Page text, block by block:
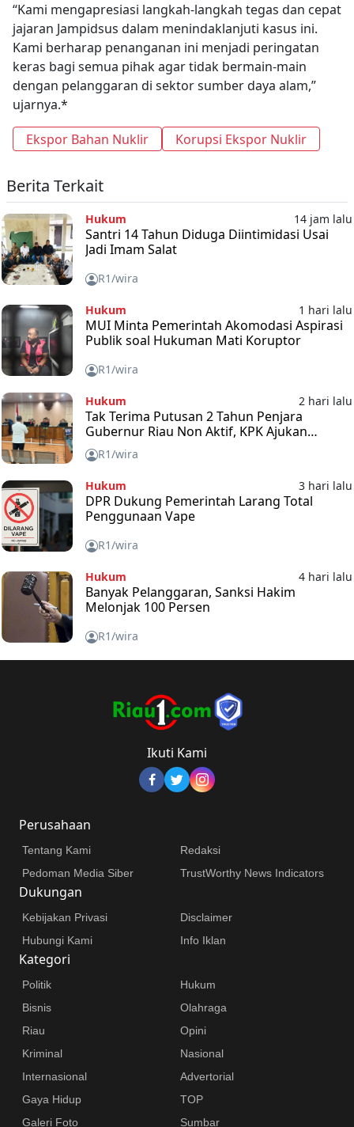
“Kami mengapresiasi langkah-langkah tegas dan cepat
jajaran Jampidsus dalam menindaklanjuti kasus ini.
Kami berharap penanganan ini menjadi peringatan
keras bagi semua pihak agar tidak bermain-main
dengan pelanggaran di sektor sumber daya alam,”
ujarnya.*
Ekspor Bahan Nuklir
Korupsi Ekspor Nuklir
Berita Terkait
Hukum 14 jam lalu
Santri 14 Tahun Diduga Diintimidasi Usai
Jadi Imam Salat
R1/wira
Hukum 1 hari lalu
MUI Minta Pemerintah Akomodasi Aspirasi
Publik soal Hukuman Mati Koruptor
R1/wira
Hukum 2 hari lalu
Tak Terima Putusan 2 Tahun Penjara
Gubernur Riau Non Aktif, KPK Ajukan
Banding
R1/wira
Hukum 3 hari lalu
DPR Dukung Pemerintah Larang Total
Penggunaan Vape
R1/wira
Hukum 4 hari lalu
Banyak Pelanggaran, Sanksi Hakim
Melonjak 100 Persen
R1/wira
Ikuti Kami
Perusahaan
Tentang Kami
Redaksi
Pedoman Media Siber
TrustWorthy News Indicators
Dukungan
Kebijakan Privasi
Disclaimer
Hubungi Kami
Info Iklan
Kategori
Politik
Hukum
Bisnis
Olahraga
Riau
Opini
Kriminal
Nasional
Internasional
Advertorial
Gaya Hidup
TOP
Galeri Foto
Sumbar